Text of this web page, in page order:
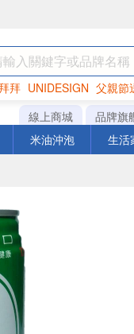
拜 UNIDESIGN 父親節
巧克力 罐頭 衛生紙
線上商城 品牌旗
米油沖泡 生活